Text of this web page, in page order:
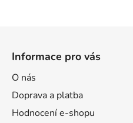
Informace pro vás
O nás
Doprava a platba
Hodnocení e-shopu